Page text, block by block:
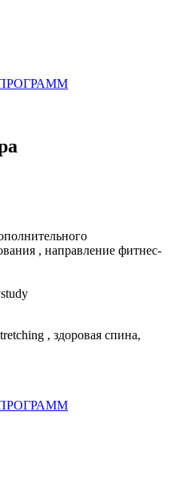
, направление фитнес-
, здоровая спина,